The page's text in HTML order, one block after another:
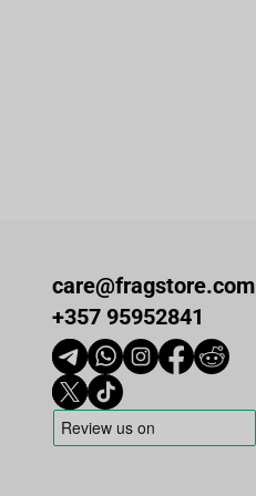
care@fragstore.com
+357 95952841